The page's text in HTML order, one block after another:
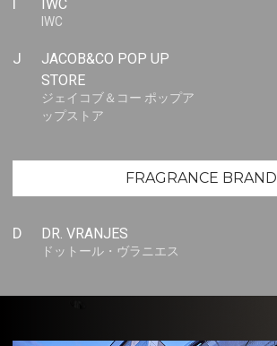
I IWC
IWC
J
JACOB&CO POP UP
STORE
ジェイコブ＆コー ポップア
ップストア
FRAGRANCE BRAND
D DR. VRANJES
ドットール・ヴラニエス